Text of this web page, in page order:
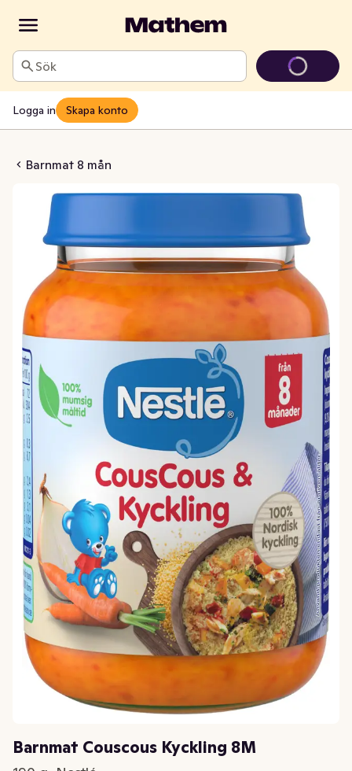
Sök
Logga in Skapa konto
Barnmat 8 mån
Kyckling 8M
Barnmat Couscous Kyckling 8M